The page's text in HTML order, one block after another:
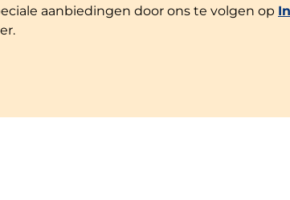
aanbiedingen door ons te volgen op